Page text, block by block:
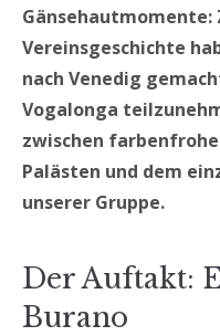
Gänsehautmomente:
Vereinsgeschichte
nach Venedig
Vogalonga
zwischen
Palästen und dem
unserer Gruppe.
Der Auftakt:
Burano